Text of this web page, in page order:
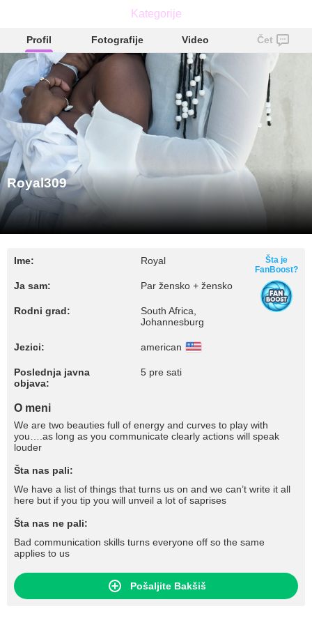
Royal309
Profil Fotografije Video Čet
Royal309
Ime: Royal
Ja sam: Par žensko + žensko
Rodni grad:
South Africa,
Johannesburg
Jezici: american
Poslednja javna
objava:
5 pre sati
Šta je
FanBoost?
O meni
We are two beauties full of energy and curves to play with
you….as long as you communicate clearly actions will speak
louder
Šta nas pali:
We have a list of things that turns us on and we can’t write it all
here but if you tip you will unveil a lot of saprises
Šta nas ne pali:
Bad communication skills turns everyone off so the same
applies to us
Pošaljite Bakšiš
Kategorije